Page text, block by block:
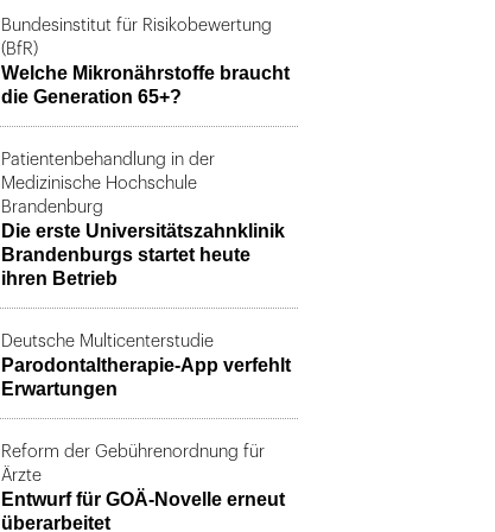
Bundesinstitut für Risikobewertung
(BfR)
Welche Mikronährstoffe braucht
die Generation 65+?
Patientenbehandlung in der
Medizinische Hochschule
Brandenburg
Die erste Universitätszahnklinik
Brandenburgs startet heute
ihren Betrieb
Deutsche Multicenterstudie
Parodontaltherapie-App verfehlt
Erwartungen
Reform der Gebührenordnung für
Ärzte
Entwurf für GOÄ-Novelle erneut
überarbeitet